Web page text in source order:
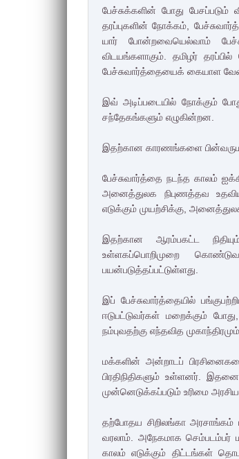
பேச்சுக்களின் போது பேசப்படும்
தரப்புகளின் நோக்கம்,
யார் போன்றவையெல்வாம்
விடயங்களாகும். தமிழர்
பேச்சுவார்த்தையைக் கையாள
இவ் அடிப்படையில் நோக்கும்
சந்தேகங்களும் எழுகின்றன.
இதற்கான காரணங்களை
பேச்சுவார்த்தை நடந்த காலம்
அனைத்துலக நிபுணத்தவ
எடுக்கும் முயற்சிக்கு,
இதற்கான ஆரம்பகட்ட
உள்ளகப்பொறிமுறை
பயன்படுத்தப்பட்டுள்ளது.
இப் பேச்சுவார்த்தையில்
ஈடுபட்டுவர்கள் மறைக்கும்
நம்புவதற்கு எந்தவித
மக்களின் அன்றாடப்
பிரதிநிதிகளும் உள்ளனர்.
முன்னெடுக்கப்படும் உரிமை
தற்போதய சிறிலங்கா அரசாங்கம்
வரலாம். அநேகமாக செம்படம்பர்
காலம் எடுக்கும் திட்டங்கள்